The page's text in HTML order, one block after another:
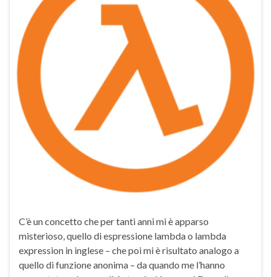
C’è un concetto che per tanti anni mi è apparso
misterioso, quello di espressione lambda o lambda
expression in inglese – che poi mi è risultato analogo a
quello di funzione anonima – da quando me l’hanno